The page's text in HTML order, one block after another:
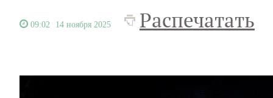
09:02 14 ноября 2025 Распечатать